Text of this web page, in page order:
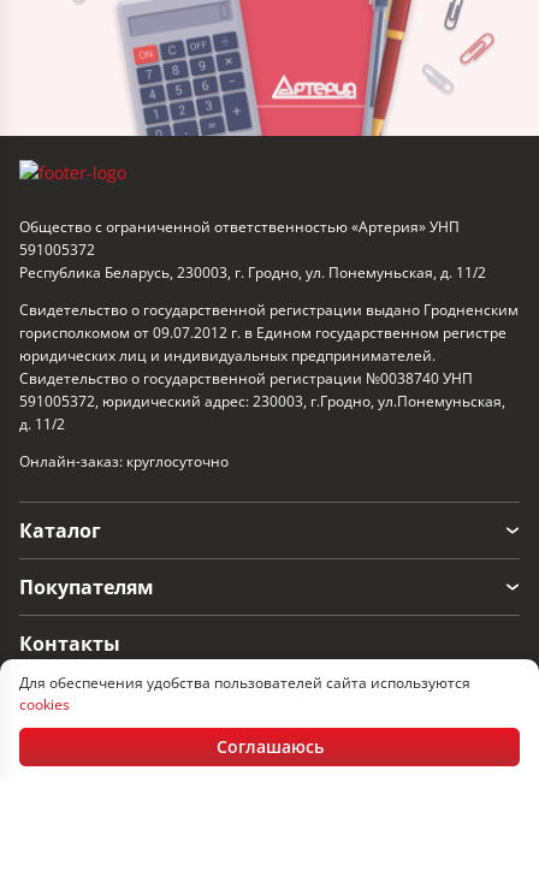
Для обеспечения удобства пользователей сайта используются
cookies
Соглашаюсь
Общество с ограниченной ответственностью «Артерия» УНП
591005372
Республика Беларусь, 230003, г. Гродно, ул. Понемуньская, д. 11/2
Свидетельство о государственной регистрации выдано Гродненским
горисполкомом от 09.07.2012 г. в Едином государственном регистре
юридических лиц и индивидуальных предпринимателей.
Свидетельство о государственной регистрации №0038740 УНП
591005372, юридический адрес: 230003, г.Гродно, ул.Понемуньская,
д. 11/2
Онлайн-заказ: круглосуточно
Каталог
Покупателям
Контакты
г. Гродно, ул. Понемуньская 11/2
Пн-Пт: 08:30 - 17.30, Сб-Вс: выходные
+375 152 60-33-17